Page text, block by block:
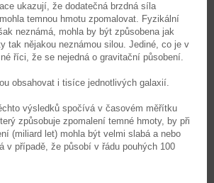
ukazují, že dodatečná brzdná síla
temnou hmotu zpomalovat. Fyzikální
neznámá, mohla by být způsobena jak
tak nějakou neznámou silou. Jediné, co je v
říci, že se nejedná o gravitační působení.
obsahovat i tisíce jednotlivých galaxií.
výsledků spočívá v časovém měřítku
způsobuje zpomalení temné hmoty, by při
(miliard let) mohla být velmi slabá a nebo
v případě, že působí v řádu pouhých 100